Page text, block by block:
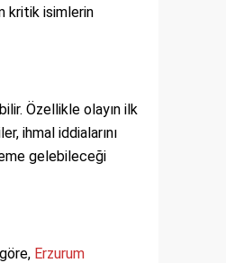
kritik isimlerin
Özellikle olayın ilk
ihmal iddialarını
gelebileceği
Erzurum